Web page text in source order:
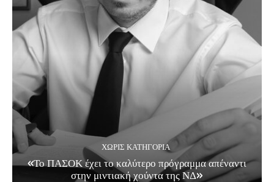
ΧΩΡΊΣ ΚΑΤΗΓΟΡΊΑ
«Το ΠΑΣΟΚ έχει το καλύτερο πρόγραμμα απέναντι
στην μιντιακή χούντα της ΝΔ»